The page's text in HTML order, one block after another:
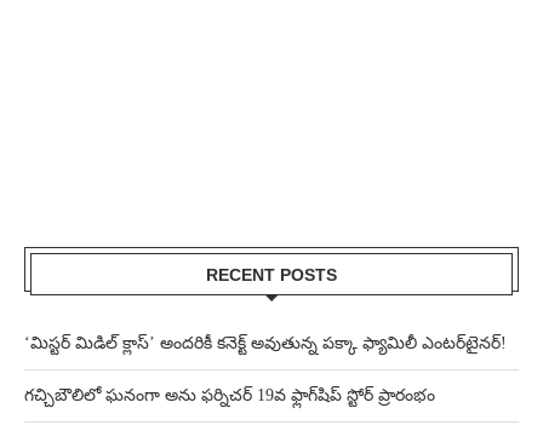
RECENT POSTS
‘మిస్టర్ మిడిల్ క్లాస్’ అందరికీ కనెక్ట్ అవుతున్న పక్కా ఫ్యామిలీ ఎంటర్‌టైనర్!
గచ్చిబౌలిలో ఘనంగా అను ఫర్నిచర్ 19వ ఫ్లాగ్‌షిప్ స్టోర్ ప్రారంభం